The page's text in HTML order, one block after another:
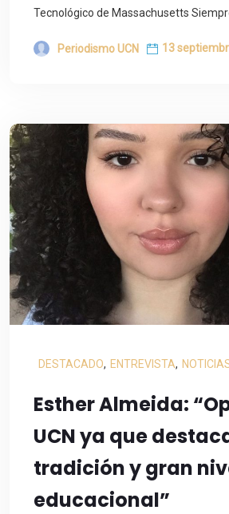
Tecnológico de Massachusetts
Periodismo UCN 13
DESTACADO, ENTREVISTA,
Esther Almeida:
UCN ya que
tradición y gran
educacional”